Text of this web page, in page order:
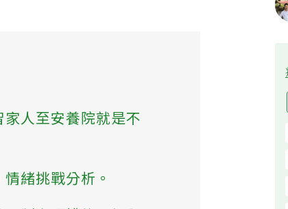
人至安養院就是不
緒挑戰分析。